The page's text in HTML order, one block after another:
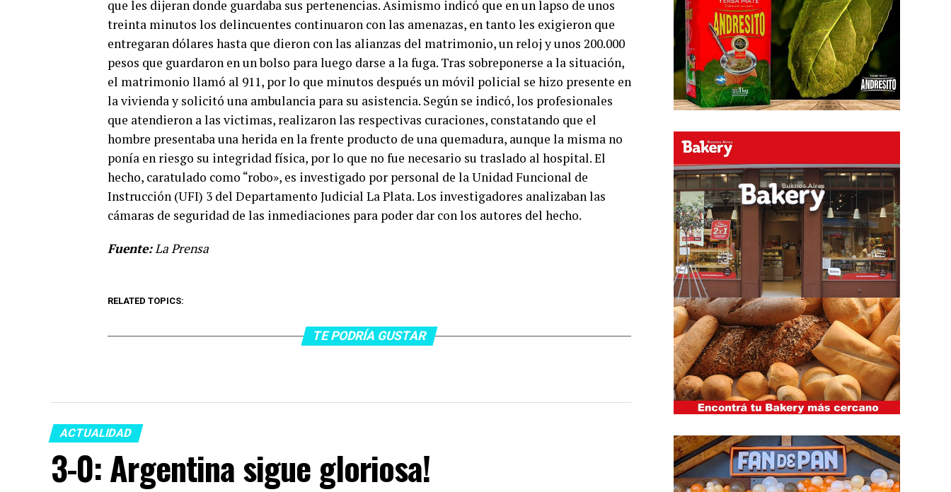
que les dijeran donde guardaba sus pertenencias. Asimismo indicó que en un lapso de unos
treinta minutos los delincuentes continuaron con las amenazas, en tanto les exigieron que
entregaran dólares hasta que dieron con las alianzas del matrimonio, un reloj y unos 200.000
pesos que guardaron en un bolso para luego darse a la fuga. Tras sobreponerse a la situación,
el matrimonio llamó al 911, por lo que minutos después un móvil policial se hizo presente en
la vivienda y solicitó una ambulancia para su asistencia. Según se indicó, los profesionales
que atendieron a las victimas, realizaron las respectivas curaciones, constatando que el
hombre presentaba una herida en la frente producto de una quemadura, aunque la misma no
ponía en riesgo su integridad física, por lo que no fue necesario su traslado al hospital. El
hecho, caratulado como “robo», es investigado por personal de la Unidad Funcional de
Instrucción (UFI) 3 del Departamento Judicial La Plata. Los investigadores analizaban las
cámaras de seguridad de las inmediaciones para poder dar con los autores del hecho.
Fuente:La Prensa
RELATED TOPICS:
TE PODRÍA GUSTAR
ACTUALIDAD
3-0: Argentina sigue gloriosa!